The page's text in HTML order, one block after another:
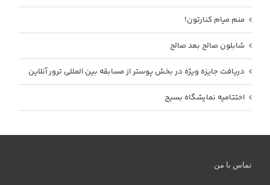
منم میام کنارتون!
شابلون صالح بعد صالح
دریافت جایزه ویژه در بخش پوستر از مسابقه بین المللی ترور آنلاین
اختتامیه نمایشگاه بسیج
تماس با من